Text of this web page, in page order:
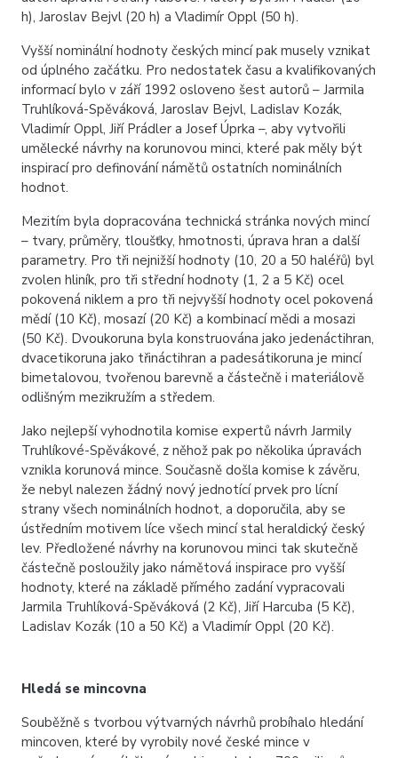
h), Jaroslav Bejvl (20 h) a Vladimír Oppl (50 h).
Vyšší nominální hodnoty českých mincí pak musely vznikat
od úplného začátku. Pro nedostatek času a kvalifikovaných
informací bylo v září 1992 osloveno šest autorů – Jarmila
Truhlíková-Spěváková, Jaroslav Bejvl, Ladislav Kozák,
Vladimír Oppl, Jiří Prádler a Josef Úprka –, aby vytvořili
umělecké návrhy na korunovou minci, které pak měly být
inspirací pro definování námětů ostatních nominálních
hodnot.
Mezitím byla dopracována technická stránka nových mincí
– tvary, průměry, tloušťky, hmotnosti, úprava hran a další
parametry. Pro tři nejnižší hodnoty (10, 20 a 50 haléřů) byl
zvolen hliník, pro tři střední hodnoty (1, 2 a 5 Kč) ocel
pokovená niklem a pro tři nejvyšší hodnoty ocel pokovená
mědí (10 Kč), mosazí (20 Kč) a kombinací mědi a mosazi
(50 Kč). Dvoukoruna byla konstruována jako jedenáctihran,
dvacetikoruna jako třináctihran a padesátikoruna je mincí
bimetalovou, tvořenou barevně a částečně i materiálově
odlišným mezikružím a středem.
Jako nejlepší vyhodnotila komise expertů návrh Jarmily
Truhlíkové-Spěvákové, z něhož pak po několika úpravách
vznikla korunová mince. Současně došla komise k závěru,
že nebyl nalezen žádný nový jednotící prvek pro lícní
strany všech nominálních hodnot, a doporučila, aby se
ústředním motivem líce všech mincí stal heraldický český
lev. Předložené návrhy na korunovou minci tak skutečně
částečně posloužily jako námětová inspirace pro vyšší
hodnoty, které na základě přímého zadání vypracovali
Jarmila Truhlíková-Spěváková (2 Kč), Jiří Harcuba (5 Kč),
Ladislav Kozák (10 a 50 Kč) a Vladimír Oppl (20 Kč).
Hledá se mincovna
Souběžně s tvorbou výtvarných návrhů probíhalo hledání
mincoven, které by vyrobily nové české mince v